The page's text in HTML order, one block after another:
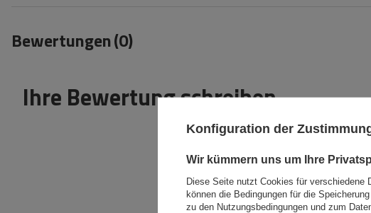
Bewertungen(0)
Ihre Bewertung schreiben
Ihre
Inhalt Ihrer Bewertung
Konfiguration der
Wir kümmern uns um Ihre
Diese Seite nutzt Cookies für verschiedene
können die Bedingungen für die
zu den Nutzungsbedingungen und zum